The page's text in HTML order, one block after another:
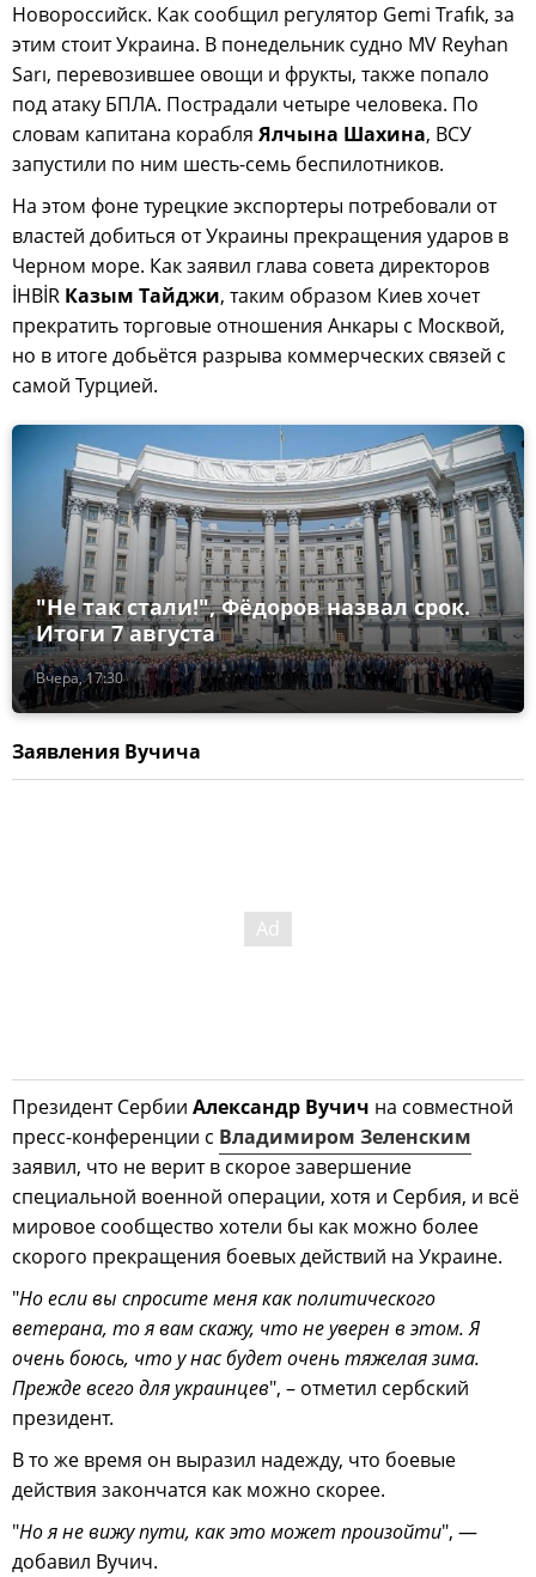
Новороссийск. Как сообщил регулятор Gemi Trafık, за
этим стоит Украина. В понедельник судно MV Reyhan
Sarı, перевозившее овощи и фрукты, также попало
под атаку БПЛА. Пострадали четыре человека. По
словам капитана корабля Ялчына Шахина, ВСУ
запустили по ним шесть-семь беспилотников.
На этом фоне турецкие экспортеры потребовали от
властей добиться от Украины прекращения ударов в
Черном море. Как заявил глава совета директоров
İHBİR Казым Тайджи, таким образом Киев хочет
прекратить торговые отношения Анкары с Москвой,
но в итоге добьётся разрыва коммерческих связей с
самой Турцией.
Вчера, 17:30
"Не так стали!", Фёдоров назвал срок.
Итоги 7 августа
Заявления Вучича
Президент Сербии Александр Вучич на совместной
пресс-конференции с Владимиром Зеленским
заявил, что не верит в скорое завершение
специальной военной операции, хотя и Сербия, и всё
мировое сообщество хотели бы как можно более
скорого прекращения боевых действий на Украине.
"Но если вы спросите меня как политического
ветерана, то я вам скажу, что не уверен в этом. Я
очень боюсь, что у нас будет очень тяжелая зима.
Прежде всего для украинцев", – отметил сербский
президент.
В то же время он выразил надежду, что боевые
действия закончатся как можно скорее.
"Но я не вижу пути, как это может произойти", —
добавил Вучич.